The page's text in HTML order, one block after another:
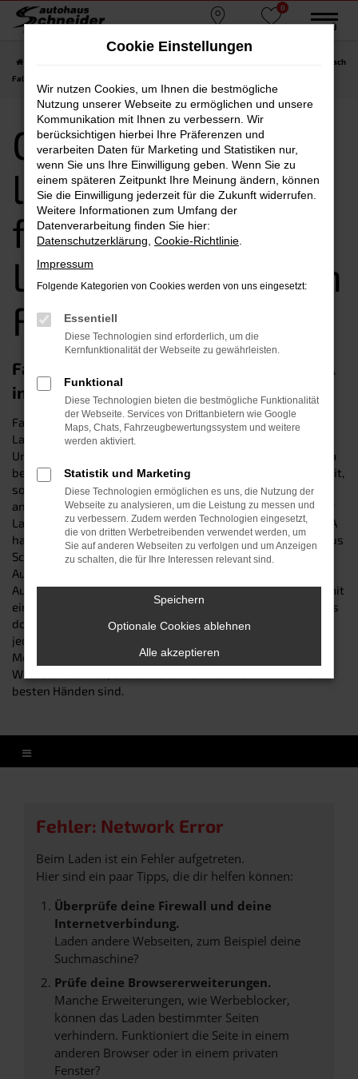
Zum
0
MENÜ
CUPRA kaufen, leasen, finanzieren | Lieferservice nach
Falkenberg
CUPRA kaufen,
leasen,
finanzieren |
Lieferservice nach
Falkenberg
Fahren auf Top-Niveau mit einem CUPRA
in Falkenberg
Fahrzeuge von CUPRA gehören in Sachen Qualität seit
Langem zur Top-Liga – und sind auch für Falkenberg und
Umgebung die perfekte Wahl. Die Autos der Traditionsfirma
bestechen nicht nur durch Langlebigkeit und Zuverlässigkeit,
sondern ebenso durch technische Innovation und ihr
ansprechendes Design. Egal, ob Sie im Stadtverkehr, auf der
Landstraßen oder aber im Gelände unterwegs sind – CUPRA
hat für jeden Zweck das passende Modell. Wir vom Autohaus
Schneider sind Ihr lokaler Vertrauenshändler für sämtliche
Autos des Top-Herstellers – und bieten Ihnen eine breite
Auswahl vom Kleinfahrzeug bis hin zum SUV. Wie wäre es mit
einem hochmodern ausgestatteten Neuwagen? Oder soll es
doch lieber ein solider „Gebrauchter“ sein? Bei uns findet
jeder [MARKE}-Liebhaber das perfekte Auto für seine
Mobilitätsbedürfnisse. Ganz zu schweigen von unserem
Werkstattservice, bei dem Sie auch nach dem Kauf in den
besten Händen sind.
Fehler: Network Error
Beim Laden ist ein Fehler aufgetreten.
Hier sind ein paar Tipps, die dir helfen können:
Überprüfe deine Firewall und deine
Internetverbindung.
Laden andere Webseiten, zum Beispiel deine
Suchmaschine?
Prüfe deine Browsererweiterungen.
Manche Erweiterungen, wie Werbeblocker,
können das Laden bestimmter Seiten
verhindern. Funktioniert die Seite in einem
anderen Browser oder in einem privaten
Fenster?
Cookie Einstellungen
Wir nutzen Cookies, um Ihnen die bestmögliche
Nutzung unserer Webseite zu ermöglichen und unsere
Kommunikation mit Ihnen zu verbessern. Wir
berücksichtigen hierbei Ihre Präferenzen und
verarbeiten Daten für Marketing und Statistiken nur,
wenn Sie uns Ihre Einwilligung geben. Wenn Sie zu
einem späteren Zeitpunkt Ihre Meinung ändern, können
Sie die Einwilligung jederzeit für die Zukunft widerrufen.
Weitere Informationen zum Umfang der
Datenverarbeitung finden Sie hier:
Datenschutzerklärung Cookie-Richtlinie
Impressum
Folgende Kategorien von Cookies werden von uns eingesetzt:
Essentiell
Diese Technologien sind erforderlich, um die
Kernfunktionalität der Webseite zu gewährleisten.
Funktional
Diese Technologien bieten die bestmögliche Funktionalität
der Webseite. Services von Drittanbietern wie Google
Maps, Chats, Fahrzeugbewertungssystem und weitere
werden aktiviert.
Statistik und Marketing
Diese Technologien ermöglichen es uns, die Nutzung der
Webseite zu analysieren, um die Leistung zu messen und
zu verbessern. Zudem werden Technologien eingesetzt,
die von dritten Werbetreibenden verwendet werden, um
Sie auf anderen Webseiten zu verfolgen und um Anzeigen
zu schalten, die für Ihre Interessen relevant sind.
Speichern
Optionale Cookies ablehnen
Alle akzeptieren